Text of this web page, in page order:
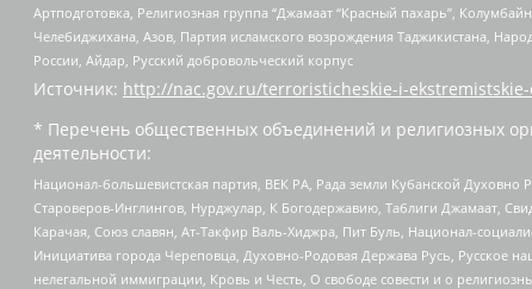
Артподготовка, Религиозная группа “Джамаат “Красный пахарь”,
Челебиджихана, Азов, Партия исламского возрождения Таджикистана,
России, Айдар, Русский добровольческий корпус
Источник: http://nac.gov.ru/terroristicheskie-i-
* Перечень общественных объединений и религиозных
деятельности:
Национал-большевистская партия, ВЕК РА, Рада земли Кубанской
Староверов-Инглингов, Нурджулар, К Богодержавию, Таблиги Джамаат,
Карачая, Союз славян, Ат-Такфир Валь-Хиджра, Пит Буль, Национал-
Инициатива города Череповца, Духовно-Родовая Держава Русь, Русское
нелегальной иммиграции, Кровь и Честь, О свободе совести и о